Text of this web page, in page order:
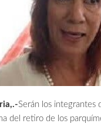
Serán los integrantes
del retiro de los